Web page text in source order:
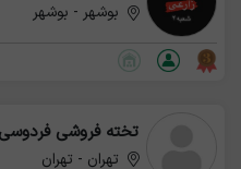
بوشهر - بوشهر
تخته فروشی فردوسی
تهران - تهران